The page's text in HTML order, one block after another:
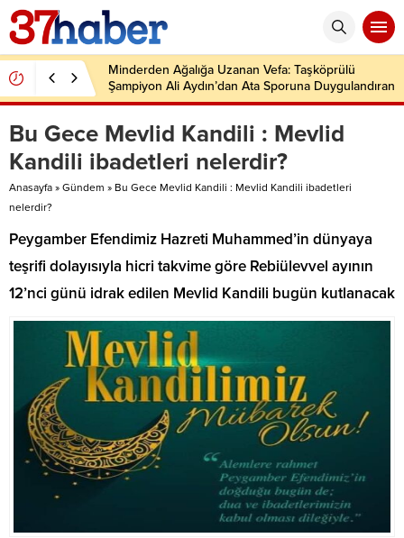
Minderden Ağalığa Uzanan Vefa: Taşköprülü
Şampiyon Ali Aydın’dan Ata Sporuna Duygulandıran
Dönüş
Bu Gece Mevlid Kandili : Mevlid
Kandili ibadetleri nelerdir?
Anasayfa » Gündem » Bu Gece Mevlid Kandili : Mevlid Kandili ibadetleri
nelerdir?
Peygamber Efendimiz Hazreti Muhammed’in dünyaya
teşrifi dolayısıyla hicri takvime göre Rebiülevvel ayının
12’nci günü idrak edilen Mevlid Kandili bugün kutlanacak